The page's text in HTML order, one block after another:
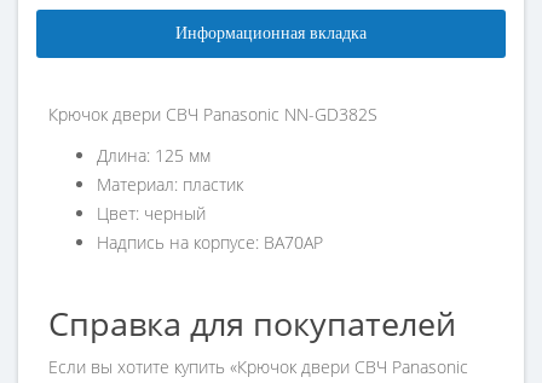
Информационная вкладка
Крючок двери СВЧ Panasonic NN-GD382S
Длина: 125 мм
Материал: пластик
Цвет: черный
Надпись на корпусе: BA70AP
Справка для покупателей
Если вы хотите купить «Крючок двери СВЧ Panasonic